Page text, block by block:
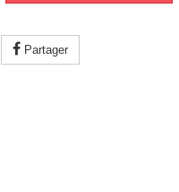
Partager